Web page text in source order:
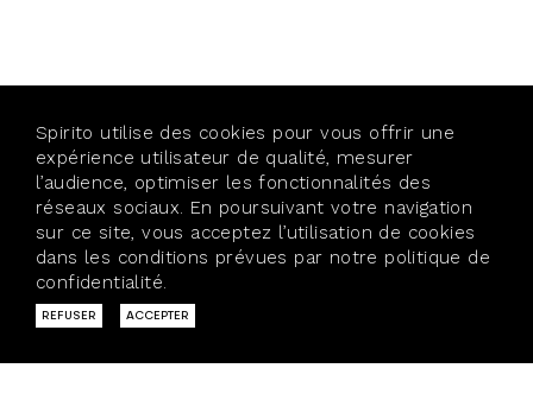
40 BIS, RUE VAUBECOUR
Spirito utilise des cookies pour vous offrir une
expérience utilisateur de qualité, mesurer
l’audience, optimiser les fonctionnalités des
réseaux sociaux. En poursuivant votre navigation
sur ce site, vous acceptez l’utilisation de cookies
dans les conditions prévues par notre politique de
confidentialité.
REFUSER ACCEPTER